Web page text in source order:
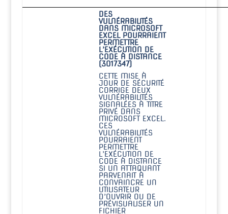
DES
VULNÉRABILITÉS
DANS MICROSOFT
EXCEL POURRAIENT
PERMETTRE
L’EXÉCUTION DE
CODE À DISTANCE
(3017347)
CETTE MISE À
JOUR DE SÉCURITÉ
CORRIGE DEUX
VULNÉRABILITÉS
SIGNALÉES À TITRE
PRIVÉ DANS
MICROSOFT EXCEL.
CES
VULNÉRABILITÉS
POURRAIENT
PERMETTRE
L’EXÉCUTION DE
CODE À DISTANCE
SI UN ATTAQUANT
PARVENAIT À
CONVAINCRE UN
UTILISATEUR
D’OUVRIR OU DE
PRÉVISUALISER UN
FICHIER